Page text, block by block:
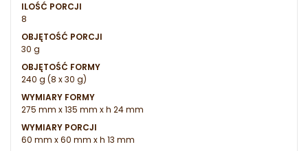
ILOŚĆ PORCJI
8
OBJĘTOŚĆ PORCJI
30 g
OBJĘTOŚĆ FORMY
240 g (8 x 30 g)
WYMIARY FORMY
275 mm x 135 mm x h 24 mm
WYMIARY PORCJI
60 mm x 60 mm x h 13 mm